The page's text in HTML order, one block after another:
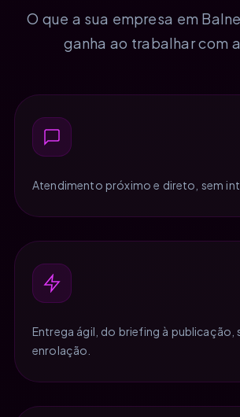
O que a sua empresa em
ganha ao trabalhar com
Atendimento próximo e direto, sem
Entrega ágil, do briefing à publicação,
enrolação.